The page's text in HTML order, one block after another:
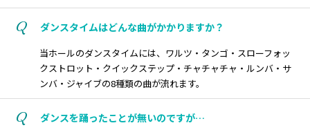
Q ダンスタイムはどんな曲がかかりますか？
当ホールのダンスタイムには、ワルツ・タンゴ・スローフォッ
クストロット・クイックステップ・チャチャチャ・ルンバ・サ
ンバ・ジャイブの8種類の曲が流れます。
Q ダンスを踊ったことが無いのですが…